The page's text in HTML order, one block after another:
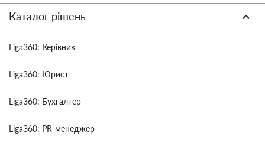
Каталог рішень
Liga360: Керівник
Liga360: Юрист
Liga360: Бухгалтер
Liga360: PR-менеджер